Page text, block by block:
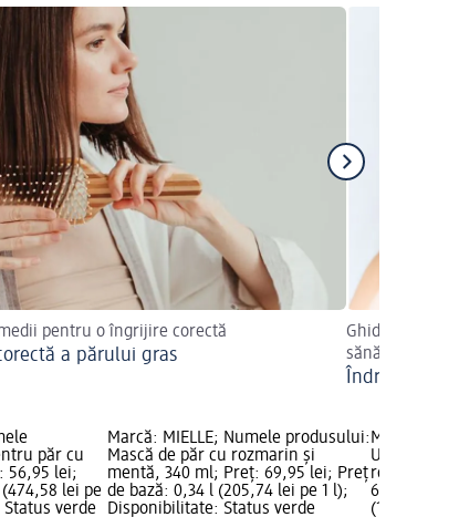
pentru o îngrijire corectă
a părului gras
Ghidul vostru
sănătos
Îndreptarea
păr cu
56,95 lei;
lei pe
verde
Marcă: MIELLE; Numele produsului:
Mască de păr cu rozmarin și
mentă, 340 ml; Preț: 69,95 lei; Preț
de bază: 0,34 l (205,74 lei pe 1 l);
Disponibilitate: Status verde
Marcă:
Ulei pentru
rozmarin
69,95 lei;
(1.185,59